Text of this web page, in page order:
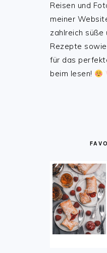
Reisen und
meiner
zahlreich süße
Rezepte
für das
beim lesen!